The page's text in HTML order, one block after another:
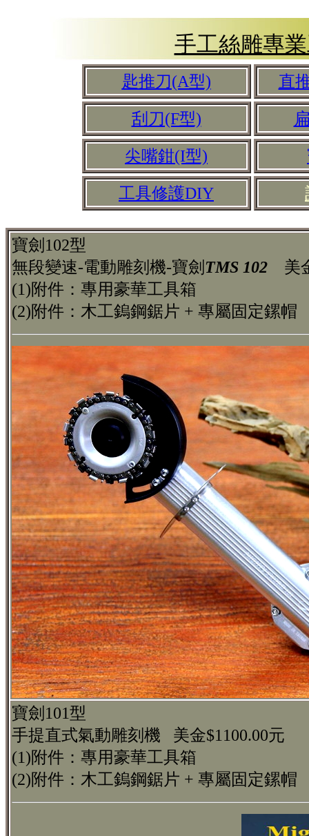
手工絲雕專
匙推刀(A型) 直
刮刀(F型)
尖嘴鉗(I型)
工具修護DIY
寶劍102型
無段變速-電動雕刻機-寶劍 TMS 102
美
(1)附件：專用豪華工具箱
(2)附件：木工鎢鋼鋸片 + 專屬固定鏍帽
寶劍101型
手提直式氣動雕刻機 美金$1100.00元
(1)附件：專用豪華工具箱
(2)附件：木工鎢鋼鋸片 + 專屬固定鏍帽